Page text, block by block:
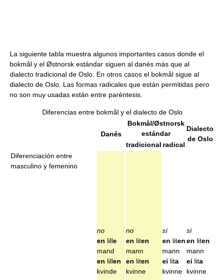
La siguiente tabla muestra algunos importantes casos donde el
bokmål y el Østnorsk estándar siguen al danés más que al
dialecto tradicional de Oslo. En otros casos el bokmål sigue al
dialecto de Oslo. Las formas radicales que están permitidas pero
no son muy usadas están entre paréntesis.
Diferencias entre bokmål y el dialecto de Oslo
Danés
Bokmål/Østnorsk
estándar
Dialecto
de Oslo
tradicional radical
Diferenciación entre
masculino y femenino
no
en lille
mand
en lillen
kvinde
no
en liten
mann
en liten
kvinne
sí
en liten
mann
ei lita
kvinne
sí
en liten
mann
ei lita
kvinne